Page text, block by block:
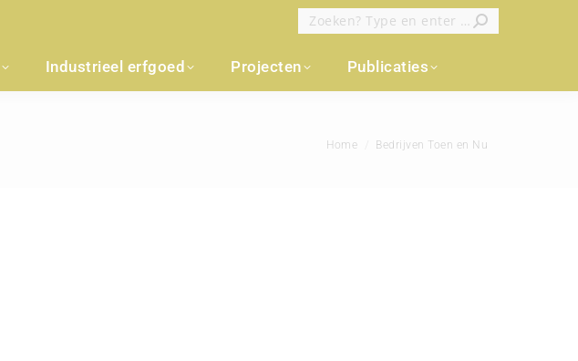
Zoeken:
Industrieel erfgoed Projecten Publicaties
Je bent hier:
Home Bedrijven Toen en Nu